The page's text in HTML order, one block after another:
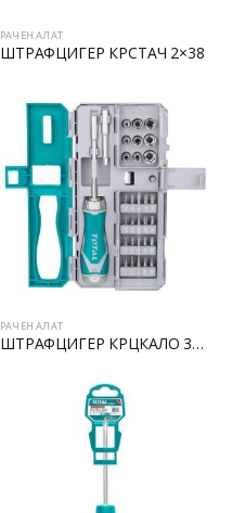
РАЧЕН АЛАТ
ШТРАФЦИГЕР КРСТАЧ 2×38
РАЧЕН АЛАТ
ШТРАФЦИГЕР КРЦКАЛО 38/1
Батериски сет